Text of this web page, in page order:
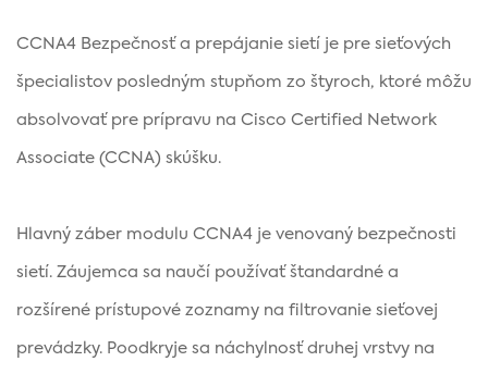
CCNA4 Bezpečnosť a prepájanie sietí je pre sieťových
špecialistov posledným stupňom zo štyroch, ktoré môžu
absolvovať pre prípravu na Cisco Certified Network
Associate (CCNA) skúšku.
Hlavný záber modulu CCNA4 je venovaný bezpečnosti
sietí. Záujemca sa naučí používať štandardné a
rozšírené prístupové zoznamy na filtrovanie sieťovej
prevádzky. Poodkryje sa náchylnosť druhej vrstvy na